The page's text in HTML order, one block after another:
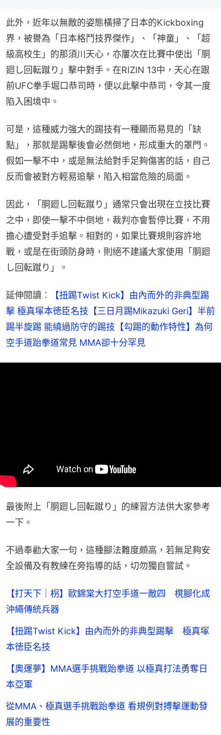
此外，近年以無敵的姿態橫掃了日本的Kickboxing
界，被譽為「日本格鬥技界傑作」、「神童」、「超
級高校生」的那須川天心，亦屢次在比賽中使出「胴
廻し回転蹴り」擊中對手。在RIZIN 13中，天心在跟
前UFC拳手堀口恭司時，便以此擊中恭司，令其一度
陷入困境中。
可是，這種威力強大的踢技有一種顯而易見的「缺
點」，那就是踢擊後會必然倒地，形成重大的罩門。
假如一擊不中，或是無法給對手足夠傷害的話，自己
反而會被對方輕易追擊，陷入相當危險的局面。
因此，「胴廻し回転蹴り」通常只會出現在立技比賽
之中，即使一擊不中倒地，裁判亦會暫停比賽，不用
擔心遭受對手追擊。相對的，如果比賽規則容許地
戰，或是在街頭防身時，則絕不建議大家使用「胴廻
し回転蹴り」。
延伸閱讀︰
【扭踢Twist Kick】由內而外的非典型踢
擊 極真塚本徳臣名技 【三日月踢Mikazuki Geri】半前
踢半旋踢 能繞過防守的踢技 【勾踢的動作特性】為何
空手道跆拳道常見 MMA卻十分罕見
最後附上「胴廻し回転蹴り」的練習方法供大家參考
一下。
不過奉勸大家一句，這種腳法難度頗高，若無足夠安
全設備及有教練在旁指導的話，切勿獨自嘗試。
【打天下｜枴】歐錦棠大打空手道一敵四 櫈腳化成
沖繩傳統兵器
【扭踢Twist Kick】由內而外的非典型踢擊 極真塚
本徳臣名技
【奧運夢】MMA選手挑戰跆拳道 以極真打法勇奪日
本亞軍
從MMA、極真選手挑戰跆拳道 看規例對搏擊運動發
展的重要性